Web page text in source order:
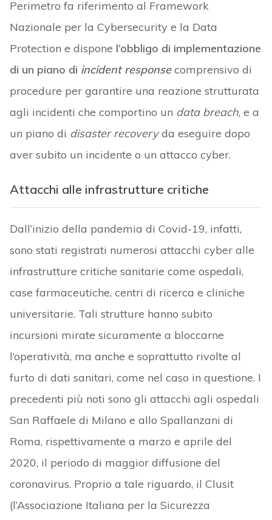
Perimetro fa riferimento al Framework
Nazionale per la Cybersecurity e la Data
Protection e dispone l’obbligo di implementazione
di un piano di incident response comprensivo di
procedure per garantire una reazione strutturata
agli incidenti che comportino un data breach, e a
un piano di disaster recoveryda eseguire dopo
aver subito un incidente o un attacco cyber.
Attacchi alle infrastrutture critiche
Dall’inizio della pandemia di Covid-19, infatti,
sono stati registrati numerosi attacchi cyber alle
infrastrutture critiche sanitarie come ospedali,
case farmaceutiche, centri di ricerca e cliniche
universitarie. Tali strutture hanno subito
incursioni mirate sicuramente a bloccarne
l’operatività, ma anche e soprattutto rivolte al
furto di dati sanitari, come nel caso in questione. I
precedenti più noti sono gli attacchi agli ospedali
San Raffaele di Milano e allo Spallanzani di
Roma, rispettivamente a marzo e aprile del
2020, il periodo di maggior diffusione del
coronavirus. Proprio a tale riguardo, il Clusit
(l’Associazione Italiana per la Sicurezza